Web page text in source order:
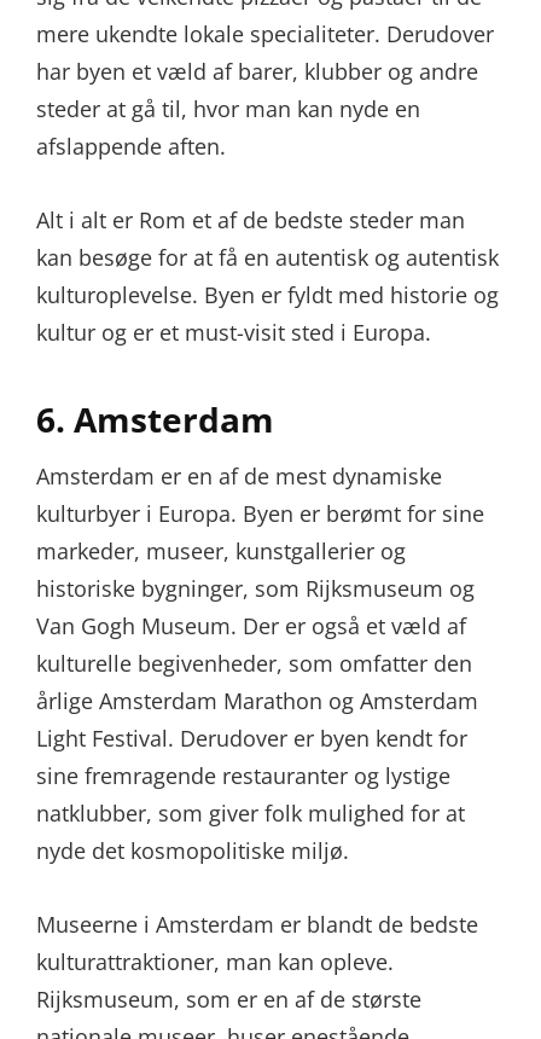
mere ukendte lokale specialiteter. Derudover
har byen et væld af barer, klubber og andre
steder at gå til, hvor man kan nyde en
afslappende aften.
Alt i alt er Rom et af de bedste steder man
kan besøge for at få en autentisk og autentisk
kulturoplevelse. Byen er fyldt med historie og
kultur og er et must-visit sted i Europa.
6. Amsterdam
Amsterdam er en af de mest dynamiske
kulturbyer i Europa. Byen er berømt for sine
markeder, museer, kunstgallerier og
historiske bygninger, som Rijksmuseum og
Van Gogh Museum. Der er også et væld af
kulturelle begivenheder, som omfatter den
årlige Amsterdam Marathon og Amsterdam
Light Festival. Derudover er byen kendt for
sine fremragende restauranter og lystige
natklubber, som giver folk mulighed for at
nyde det kosmopolitiske miljø.
Museerne i Amsterdam er blandt de bedste
kulturattraktioner, man kan opleve.
Rijksmuseum, som er en af de største